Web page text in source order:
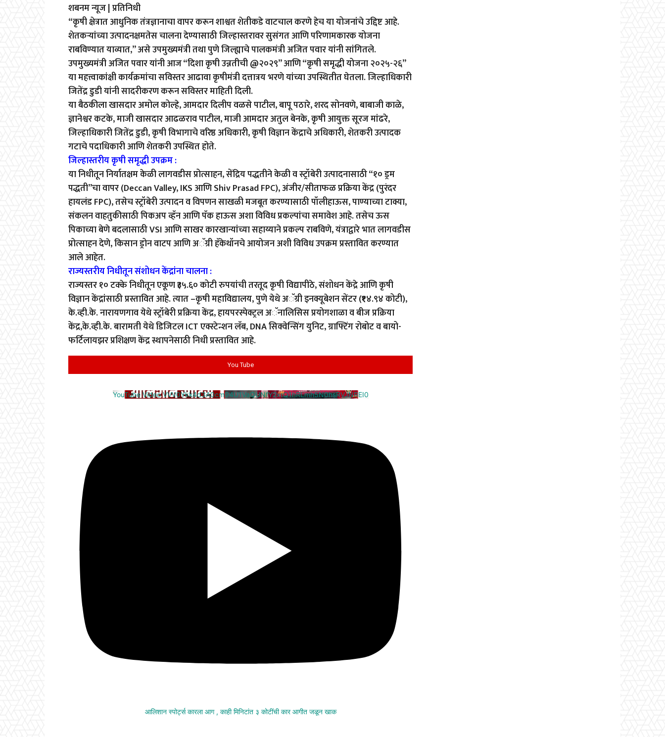
शबनम न्यूज | प्रतिनिधी
“कृषी क्षेत्रात आधुनिक तंत्रज्ञानाचा वापर करून शाश्वत शेतीकडे वाटचाल करणे हेच या योजनांचे उद्दिष्ट आहे.
शेतकऱ्यांच्या उत्पादनक्षमतेस चालना देण्यासाठी जिल्हास्तरावर सुसंगत आणि परिणामकारक योजना
राबविण्यात याव्यात,” असे उपमुख्यमंत्री तथा पुणे जिल्ह्याचे पालकमंत्री अजित पवार यांनी सांगितले.
उपमुख्यमंत्री अजित पवार यांनी आज “दिशा कृषी उन्नतीची @२०२९” आणि “कृषी समृद्धी योजना २०२५-२६”
या महत्त्वाकांक्षी कार्यक्रमांचा सविस्तर आढावा कृषीमंत्री दत्तात्रय भरणे यांच्या उपस्थितीत घेतला. जिल्हाधिकारी
जितेंद्र डुडी यांनी सादरीकरण करून सविस्तर माहिती दिली.
या बैठकीला खासदार अमोल कोल्हे, आमदार दिलीप वळसे पाटील, बापू पठारे, शरद सोनवणे, बाबाजी काळे,
ज्ञानेश्वर कटके, माजी खासदार आढळराव पाटील, माजी आमदार अतुल बेनके, कृषी आयुक्त सूरज मांढरे,
जिल्हाधिकारी जितेंद्र डुडी, कृषी विभागाचे वरिष्ठ अधिकारी, कृषी विज्ञान केंद्राचे अधिकारी, शेतकरी उत्पादक
गटाचे पदाधिकारी आणि शेतकरी उपस्थित होते.
जिल्हास्तरीय कृषी समृद्धी उपक्रम :
या निधीतून निर्यातक्षम केळी लागवडीस प्रोत्साहन, सेंद्रिय पद्धतीने केळी व स्ट्रॉबेरी उत्पादनासाठी “१० ड्रम
पद्धती”चा वापर (Deccan Valley, IKS आणि Shiv Prasad FPC), अंजीर/सीताफळ प्रक्रिया केंद्र (पुरंदर
हायलंड FPC), तसेच स्ट्रॉबेरी उत्पादन व विपणन साखळी मजबूत करण्यासाठी पॉलीहाऊस, पाण्याच्या टाक्या,
संकलन वाहतुकीसाठी पिकअप व्हॅन आणि पॅक हाऊस अशा विविध प्रकल्पांचा समावेश आहे. तसेच ऊस
पिकाच्या बेणे बदलासाठी VSI आणि साखर कारखान्यांच्या सहाय्याने प्रकल्प राबविणे, यंत्राद्वारे भात लागवडीस
प्रोत्साहन देणे, किसान ड्रोन वाटप आणि अॅग्री हॅकेथॉनचे आयोजन अशी विविध उपक्रम प्रस्तावित करण्यात
आले आहेत.
राज्यस्तरीय निधीतून संशोधन केंद्रांना चालना :
राज्यस्तर १० टक्के निधीतून एकूण ₹३५.६० कोटी रुपयांची तरतूद कृषी विद्यापीठे, संशोधन केंद्रे आणि कृषी
विज्ञान केंद्रांसाठी प्रस्तावित आहे.त्यात –कृषी महाविद्यालय, पुणे येथे अॅग्री इनक्यूबेशन सेंटर (₹१४.९४ कोटी),
के.व्ही.के. नारायणगाव येथे स्ट्रॉबेरी प्रक्रिया केंद्र, हायपरस्पेक्ट्रल अॅनालिसिस प्रयोगशाळा व बीज प्रक्रिया
केंद्र,के.व्ही.के. बारामती येथे डिजिटल ICT एक्स्टेन्शन लॅब, DNA सिक्वेन्सिंग युनिट, ग्राफ्टिंग रोबोट व बायो-
फर्टिलायझर प्रशिक्षण केंद्र स्थापनेसाठी निधी प्रस्तावित आहे.
You Tube
YouTube Video VVV0Ykk4d3A0cm94U1VaQUNfY2xrQ1hRLmh5N0hsRVJNREI0
आलिशान स्पोर्ट्स कारला आग , काही मिनिटांत ३ कोटींची कार आगीत जळून खाक